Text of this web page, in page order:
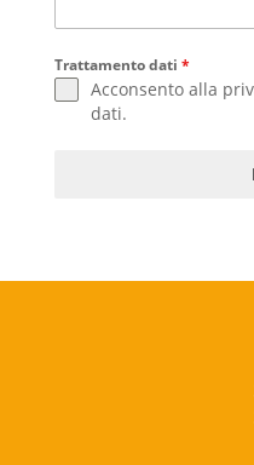
Trattamento dati *
Acconsento alla
dati.